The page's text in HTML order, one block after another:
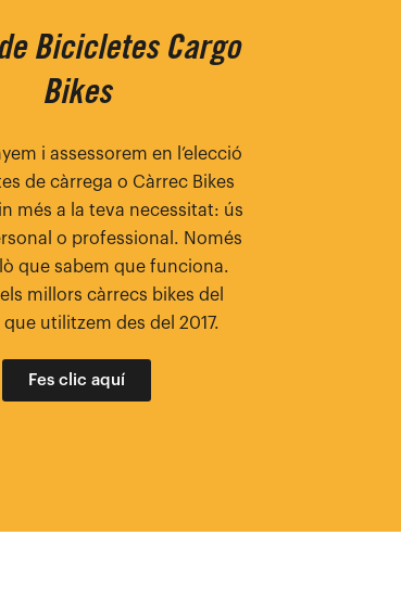
Bicicletes Cargo
Bikes
i assessorem en l’elecció
de càrrega o Càrrec Bikes
més a la teva necessitat: ús
o professional. Només
que sabem que funciona.
els millors càrrecs bikes del
utilitzem des del 2017.
Fes clic aquí